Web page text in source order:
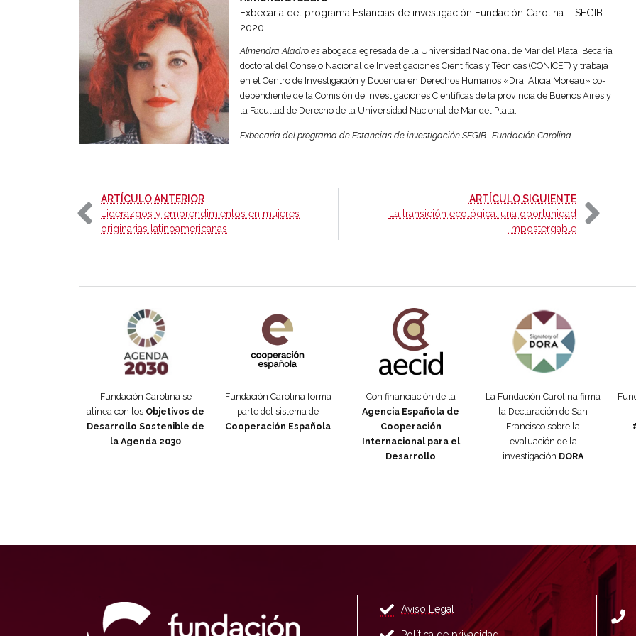
Exbecaria del programa Estancias de investigación Fundación Carolina – SEGIB
2020
Almendra Aladro es abogada egresada de la Universidad Nacional de Mar del Plata. Becaria
doctoral del Consejo Nacional de Investigaciones Científicas y Técnicas (CONICET) y trabaja
en el Centro de Investigación y Docencia en Derechos Humanos «Dra. Alicia Moreau» co-
dependiente de la Comisión de Investigaciones Científicas de la provincia de Buenos Aires y
la Facultad de Derecho de la Universidad Nacional de Mar del Plata.
Exbecaria del programa de Estancias de investigación SEGIB- Fundación Carolina.
ARTÍCULO ANTERIOR-
Liderazgos y emprendimientos en mujeres
originarias latinoamericanas
ARTÍCULO SIGUIENTE-
La transición ecológica: una oportunidad
impostergable
Fundación Carolina se
alinea con los Objetivos de
Desarrollo Sostenible de
la Agenda 2030
Fundación Carolina forma
parte del sistema de
Cooperación Española
Con financiación de la
Agencia Española de
Cooperación
Internacional para el
Desarrollo
La Fundación Carolina firma
la Declaración de San
Francisco sobre la
evaluación de la
investigación DORA
Aviso Legal